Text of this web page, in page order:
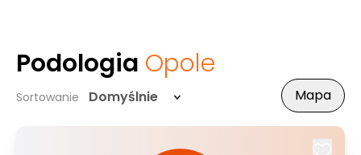
Podologia Opole
Sortowanie Domyślnie Mapa